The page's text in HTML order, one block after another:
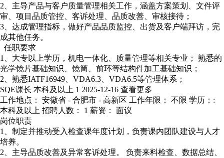
2、主导产品与客户质量管理相关工作，涵盖方案策划、文件评
审、项目品质管控、客诉处理、品质改善、审核接待；
3、达成管理指标，做好产品品质监控、出货及客户端拜访，完
成其他任务。
任职要求
1、大专以上学历，机电一体化、质量管理等相关专业； 熟悉的
光学镜片基础知识、镜筒、前环等结构件加工基础知识；
2、熟悉IATF16949、VDA6.3、VDA6.5等管理体系；
SQE课长 本科及以上 1 2025-12-16 查看更多
工作地点： 安徽省 - 合肥市 - 高新区 工作年限： 不限 学历：:
本科及以上 招聘人数： 1 薪资： 面议
岗位职责
1、制定并推动受入检查课年度计划，负责课内团队建设与人才
培养。
2、主导品质改善及异常客诉处理。 负责来料检查、数据总结、